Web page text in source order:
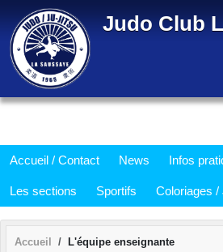
Judo Club
Accueil / Contact News Infos
Les sections Sportifs Coloriages /
Accueil L'équipe enseignante
Panneau de gestion des cookies